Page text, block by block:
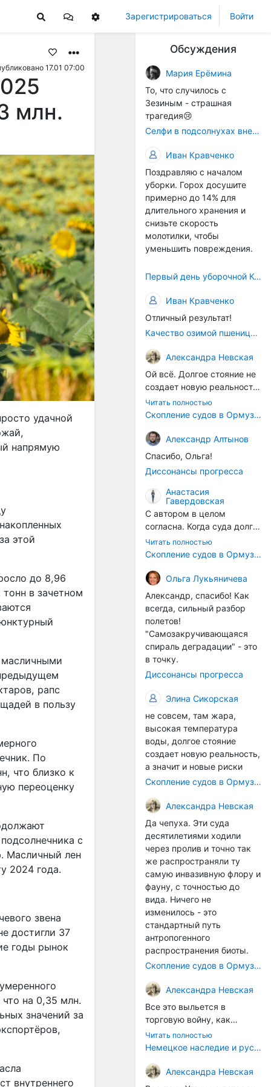
Зарегистрироваться Войти
17.01 07:00
млн.
удачной
напрямую
этой
до 8,96
в зачетном
рапс
в пользу
По
что близко к
переоценку
с
Масличный лен
2024 года.
звена
достигли 37
годы рынок
на 0,35 млн.
значений за
внутреннего
Обсуждения
Мария Ерёмина
То, что случилось с
Зезиным - страшная
трагедия😢
Селфи в подсолнухах вне закона: За проникновение на сельхозземли без разрешения хотят штрафовать
Иван Кравченко
Поздравляю с началом
уборки. Горох досушите
примерно до 14% для
длительного хранения и
снизьте скорость
молотилки, чтобы
уменьшить повреждения.
Первый день уборочной Компании 2026🫡Считаю открытым.
Иван Кравченко
Отличный результат!
Качество озимой пшеницы 2026 год
Александра Невская
Ой всё. Долгое стояние не
создает новую реальность.
Морские организмы всегда
накапливаются на судах.
на чистку от тех самых
организмов. И год за
годом, век за веком суда
разносят эти самые
организмы по пути
следования.
Читать полностью
Скопление судов в Ормузском проливе грозит катастрофическим распространением инвазивных видов
Александр Алтынов
Спасибо, Ольга!
Диссонансы прогресса
Анастасия
Гавердовская
С автором в целом
согласна. Когда суда долго
стоят в теплой воде, на их
корпусах активно
организмы, и потом они
могут быть перенесены в
другие регионы. Поэтому
проблема вполне реальная
— просто я бы говорила не
о неизбежной катастрофе,
а о повышенном риске,
который нельзя
игнорировать. А так да 👍
Читать полностью
Скопление судов в Ормузском проливе грозит катастрофическим распространением инвазивных видов
Ольга Лукьяничева
Александр, спасибо! Как
всегда, сильный разбор
полетов!
"Самозакручивающаяся
спираль деградации" - это
в точку.
Диссонансы прогресса
Элина Сикорская
не совсем, там жара,
высокая температура
воды, долгое стояние
создает новую реальность,
а значит и новые риски
Скопление судов в Ормузском проливе грозит катастрофическим распространением инвазивных видов
Александра Невская
Да чепуха. Эти суда
десятилетиями ходили
через пролив и точно так
же распространяли ту
самую инвазивную флору и
фауну, с точностью до
вида. Ничего не
изменилось - это
стандартный путь
антропогенного
распространения биоты.
Скопление судов в Ормузском проливе грозит катастрофическим распространением инвазивных видов
Александра Невская
Все это выльется в
торговую войну, как
печально известная война
за Адыгейский сыр. Собаки
Когда региональный
продукт начнут делать
Читать полностью
Немецкое наследие и русский характер: история колбасного дела в Российской империи
Александра Невская